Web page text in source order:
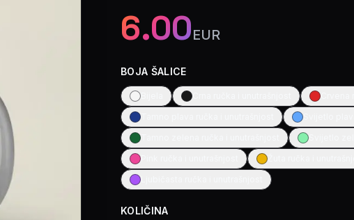
6.00EUR
BOJA ŠALICE
KOLIČINA